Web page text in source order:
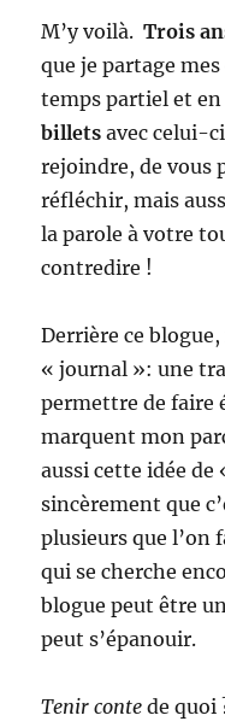
M’y voilà.Trois
que je partage
temps partiel et
billets avec celui-
rejoindre, de vous
réfléchir, mais
la parole à votre
contredire !
Derrière ce
« journal »: une
permettre de faire
marquent mon
aussi cette idée
sincèrement que
plusieurs que l’on
qui se cherche
blogue peut être
peut s’épanouir.
Tenir conte de quoi